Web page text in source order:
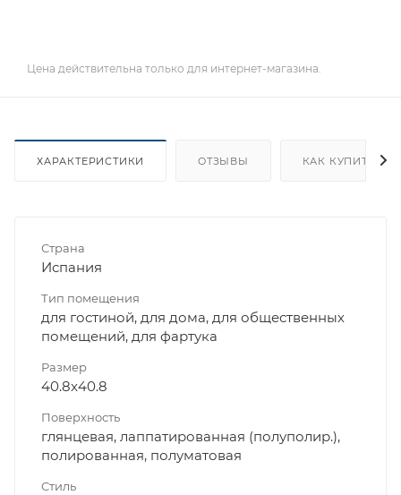
Цена действительна только для интернет-магазина.
ХАРАКТЕРИСТИКИ ОТЗЫВЫ КАК КУПИТЬ
Страна
Испания
Тип помещения
для гостиной, для дома, для общественных
помещений, для фартука
Размер
40.8x40.8
Поверхность
глянцевая, лаппатированная (полуполир.),
полированная, полуматовая
Стиль